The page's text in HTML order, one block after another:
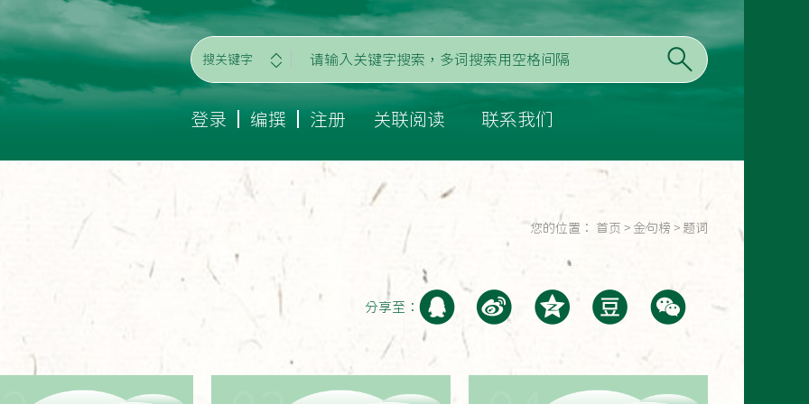
搜关键字
登录 编撰 注册 关联阅读 联系我们
您的位置： 首页 > 金句榜 > 题词
分享至：